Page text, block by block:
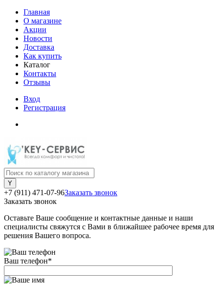
Главная
О магазине
Акции
Новости
Доставка
Как купить
Каталог
Контакты
Отзывы
Вход
Регистрация
+7 (911) 471-07-96Заказать звонок
Заказать звонок
Оставьте Ваше сообщение и контактные данные и наши
специалисты свяжутся с Вами в ближайшее рабочее время для
решения Вашего вопроса.
Ваш телефон*